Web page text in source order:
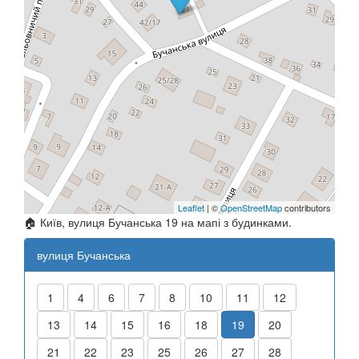
Leaflet | ©OpenStreetMapcontributors
🏠 Київ, вулиця Бучанська 19 на мапі з будинками.
вулиця Бучанська
1 4 6 7 8 10 11
12
13
14 15 16 18 19
20
21
22 23 25 26 27 28